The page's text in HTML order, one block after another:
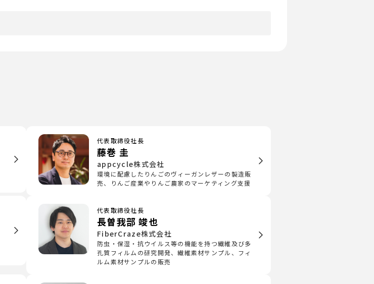
代表取締役社長
藤巻 圭
appcycle株式会社
環境に配慮したりんごのヴィーガンレザーの製造販
売、りんご産業やりんご農家のマーケティング支援
代表取締役社長
長曽我部 竣也
FiberCraze株式会社
防虫・保湿・抗ウイルス等の機能を持つ繊維及び多
孔質フィルムの研究開発、繊維素材サンプル、フィ
ルム素材サンプルの販売